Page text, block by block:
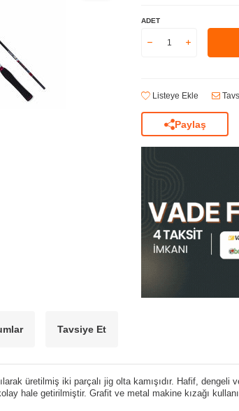
ADET
Listeye Ekle
Paylaş
Tavsiye Et
üretilmiş iki parçalı jig olta kamışıdır. Hafif, dengeli
hale getirilmiştir. Grafit ve metal makine kızağı